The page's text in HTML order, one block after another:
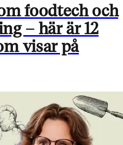
foodtech och
– här är 12
visar på